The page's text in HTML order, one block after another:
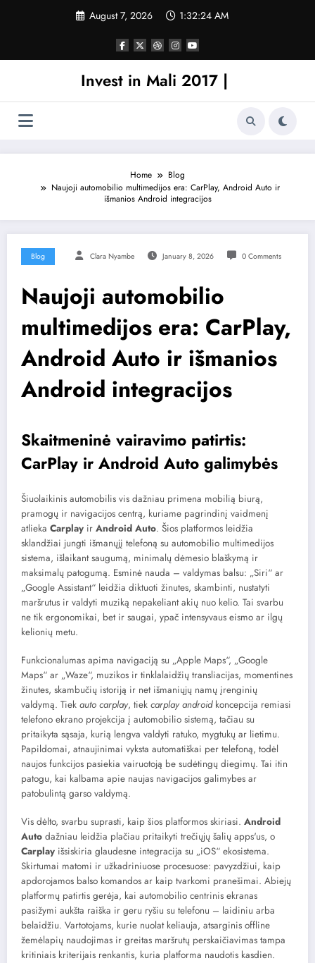
August 7, 2026 1:32:24 AM
Invest in Mali 2017 |
Home
Blog
Naujoji automobilio multimedijos era: CarPlay, Android Auto ir
išmanios Android integracijos
Blog Clara Nyambe January 8, 2026 0 Comments
Naujoji automobilio
multimedijos era: CarPlay,
Android Auto ir išmanios
Android integracijos
Skaitmeninė vairavimo patirtis:
CarPlay ir Android Auto galimybės
Šiuolaikinis automobilis vis dažniau primena mobilią biurą,
pramogų ir navigacijos centrą, kuriame pagrindinį vaidmenį
atlieka Carplay ir Android Auto. Šios platformos leidžia
sklandžiai jungti išmanųjį telefoną su automobilio multimedijos
sistema, išlaikant saugumą, minimalų dėmesio blaškymą ir
maksimalų patogumą. Esminė nauda – valdymas balsu: „Siri“ ar
„Google Assistant“ leidžia diktuoti žinutes, skambinti, nustatyti
maršrutus ir valdyti muziką nepakeliant akių nuo kelio. Tai svarbu
ne tik ergonomikai, bet ir saugai, ypač intensyvaus eismo ar ilgų
kelionių metu.
Funkcionalumas apima navigaciją su „Apple Maps“, „Google
Maps“ ar „Waze“, muzikos ir tinklalaidžių transliacijas, momentines
žinutes, skambučių istoriją ir net išmaniųjų namų įrenginių
valdymą. Tiek auto carplay, tiek carplay androidkoncepcija remiasi
telefono ekrano projekcija į automobilio sistemą, tačiau su
pritaikyta sąsaja, kurią lengva valdyti ratuko, mygtukų ar lietimu.
Papildomai, atnaujinimai vyksta automatiškai per telefoną, todėl
naujos funkcijos pasiekia vairuotoją be sudėtingų diegimų. Tai itin
patogu, kai kalbama apie naujas navigacijos galimybes ar
patobulintą garso valdymą.
Vis dėlto, svarbu suprasti, kaip šios platformos skiriasi. Android
Auto dažniau leidžia plačiau pritaikyti trečiųjų šalių apps'us, o
Carplay išsiskiria glaudesne integracija su „iOS“ ekosistema.
Skirtumai matomi ir užkadriniuose procesuose: pavyzdžiui, kaip
apdorojamos balso komandos ar kaip tvarkomi pranešimai. Abiejų
platformų patirtis gerėja, kai automobilio centrinis ekranas
pasižymi aukšta raiška ir geru ryšiu su telefonu – laidiniu arba
belaidžiu. Vartotojams, kurie nuolat keliauja, atsarginis offline
žemėlapių naudojimas ir greitas maršrutų perskaičiavimas tampa
kritiniais kriterijais renkantis, kuria platforma naudotis kasdien.